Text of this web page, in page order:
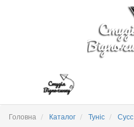
Головна Каталог Туніс Сусс